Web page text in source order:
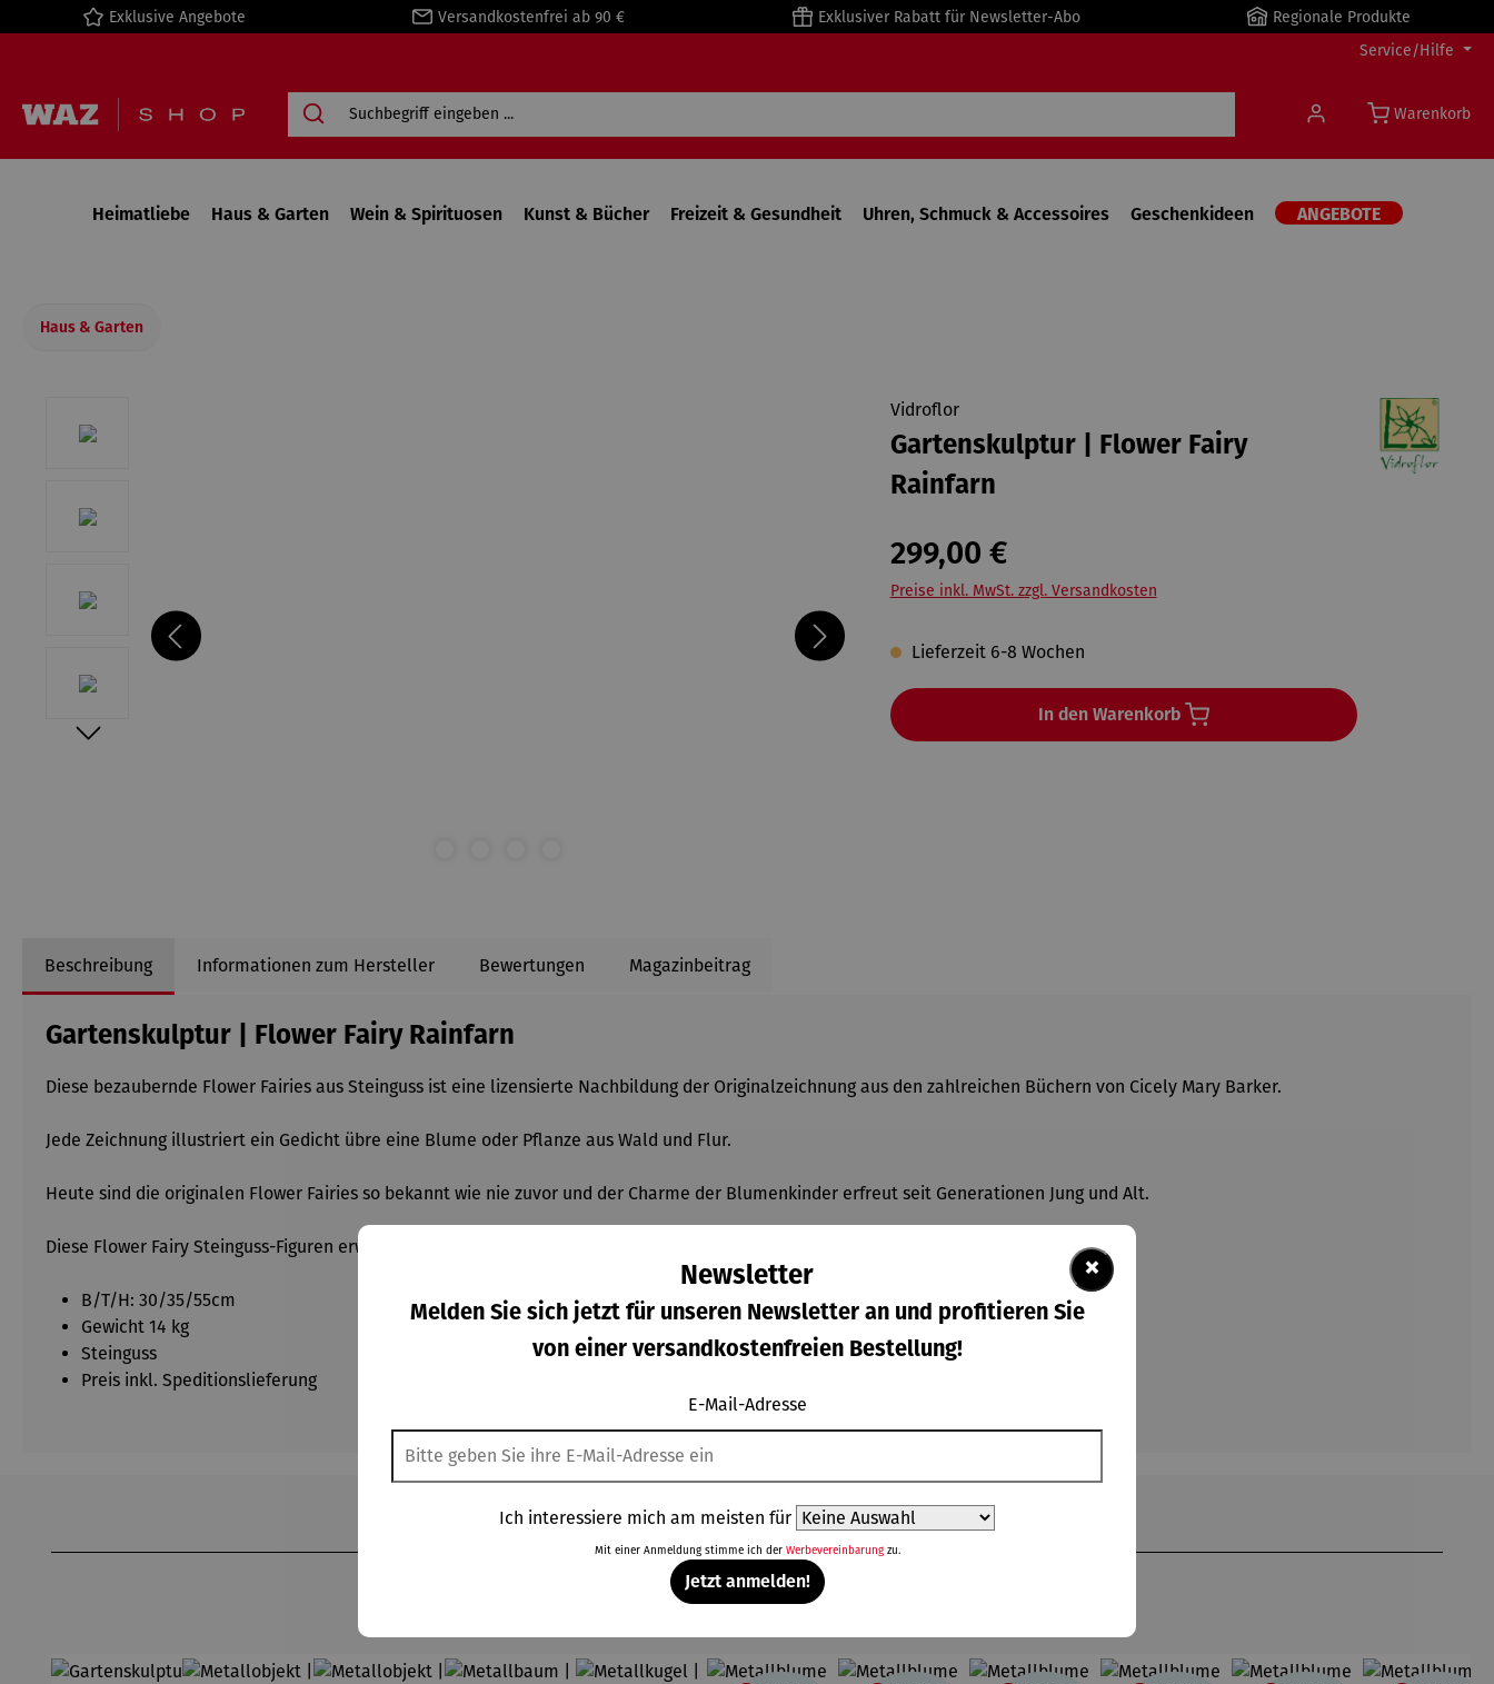
Zur Hauptnavigation springen
Exklusive Angebote Versandkostenfrei ab 90 € Exklusiver Rabatt für Newsletter-Abo
Regionale Produkte
Service/Hilfe
Warenkorb
Heimatliebe Haus & Garten Wein & Spirituosen Kunst & Bücher Freizeit & Gesundheit Uhren, Schmuck & Accessoires Geschenkideen ANGEBOTE
Haus & Garten
Vidroflor
Gartenskulptur | Flower Fairy
Rainfarn
299,00 €
Preise inkl. MwSt. zzgl. Versandkosten
Lieferzeit 6-8 Wochen
In den Warenkorb
Beschreibung Informationen zum Hersteller Bewertungen Magazinbeitrag
Gartenskulptur | Flower Fairy Rainfarn
Diese bezaubernde Flower Fairies aus Steinguss ist eine lizensierte Nachbildung der Originalzeichnung aus den zahlreichen Büchern von Cicely Mary Barker.
Jede Zeichnung illustriert ein Gedicht übre eine Blume oder Pflanze aus Wald und Flur.
Heute sind die originalen Flower Fairies so bekannt wie nie zuvor und der Charme der Blumenkinder erfreut seit Generationen Jung und Alt.
Diese Flower Fairy Steinguss-Figuren erwecken die Buchillustrationen im Garten zum Leben.
B/T/H: 30/35/55cm
Gewicht 14 kg
Steinguss
Preis inkl. Speditionslieferung
Weitere Produkte
×
Newsletter
Melden Sie sich jetzt für unseren Newsletter an und profitieren Sie
von einer versandkostenfreien Bestellung!
E-Mail-Adresse
Ich interessiere mich am meisten für
Mit einer Anmeldung stimme ich der Werbevereinbarungzu.
Jetzt anmelden!